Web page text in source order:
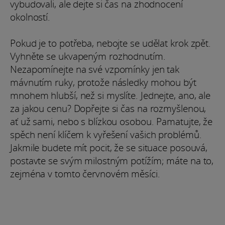
vybudovali, ale dejte si čas na zhodnocení
okolností.
Pokud je to potřeba, nebojte se udělat krok zpět.
Vyhněte se ukvapeným rozhodnutím.
Nezapomínejte na své vzpomínky jen tak
mávnutím ruky, protože následky mohou být
mnohem hlubší, než si myslíte. Jednejte, ano, ale
za jakou cenu? Dopřejte si čas na rozmyšlenou,
ať už sami, nebo s blízkou osobou. Pamatujte, že
spěch není klíčem k vyřešení vašich problémů.
Jakmile budete mít pocit, že se situace posouvá,
postavte se svým milostným potížím; máte na to,
zejména v tomto červnovém měsíci.